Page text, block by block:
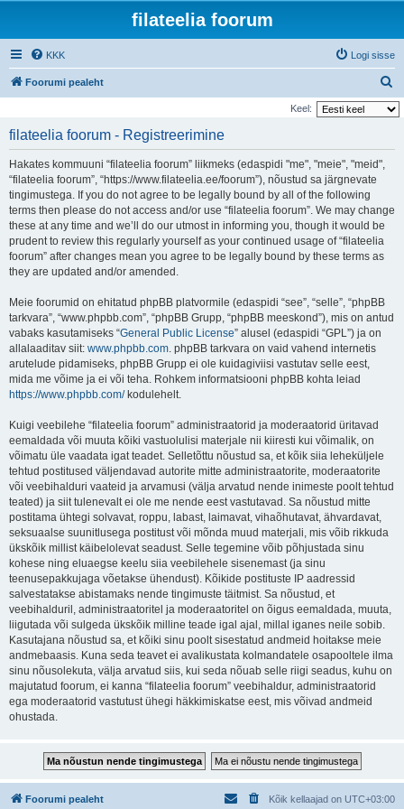
filateelia foorum
KKK Logi sisse
Foorumi pealeht
t
Keel:
filateelia foorum - Registreerimine
Hakates kommuuni “filateelia foorum” liikmeks (edaspidi "me", "meie", "meid",
“filateelia foorum”, “https://www.filateelia.ee/foorum”), nõustud sa järgnevate
tingimustega. If you do not agree to be legally bound by all of the following
terms then please do not access and/or use “filateelia foorum”. We may change
these at any time and we’ll do our utmost in informing you, though it would be
prudent to review this regularly yourself as your continued usage of “filateelia
foorum” after changes mean you agree to be legally bound by these terms as
they are updated and/or amended.
Meie foorumid on ehitatud phpBB platvormile (edaspidi “see”, “selle”, “phpBB
tarkvara”, “www.phpbb.com”, “phpBB Grupp, “phpBB meeskond”), mis on antud
vabaks kasutamiseks “General Public License” alusel (edaspidi “GPL”) ja on
allalaaditav siit: www.phpbb.com. phpBB tarkvara on vaid vahend internetis
arutelude pidamiseks, phpBB Grupp ei ole kuidagiviisi vastutav selle eest,
mida me võime ja ei või teha. Rohkem informatsiooni phpBB kohta leiad
https://www.phpbb.com/kodulehelt.
Kuigi veebilehe “filateelia foorum” administraatorid ja moderaatorid üritavad
eemaldada või muuta kõiki vastuolulisi materjale nii kiiresti kui võimalik, on
võimatu üle vaadata igat teadet. Selletõttu nõustud sa, et kõik siia leheküljele
tehtud postitused väljendavad autorite mitte administraatorite, moderaatorite
või veebihalduri vaateid ja arvamusi (välja arvatud nende inimeste poolt tehtud
teated) ja siit tulenevalt ei ole me nende eest vastutavad. Sa nõustud mitte
postitama ühtegi solvavat, roppu, labast, laimavat, vihaõhutavat, ähvardavat,
seksuaalse suunitlusega postitust või mõnda muud materjali, mis võib rikkuda
ükskõik millist käibelolevat seadust. Selle tegemine võib põhjustada sinu
kohese ning eluaegse keelu siia veebilehele sisenemast (ja sinu
teenusepakkujaga võetakse ühendust). Kõikide postituste IP aadressid
salvestatakse abistamaks nende tingimuste täitmist. Sa nõustud, et
veebihalduril, administraatoritel ja moderaatoritel on õigus eemaldada, muuta,
liigutada või sulgeda ükskõik milline teade igal ajal, millal iganes neile sobib.
Kasutajana nõustud sa, et kõiki sinu poolt sisestatud andmeid hoitakse meie
andmebaasis. Kuna seda teavet ei avalikustata kolmandatele osapooltele ilma
sinu nõusolekuta, välja arvatud siis, kui seda nõuab selle riigi seadus, kuhu on
majutatud foorum, ei kanna “filateelia foorum” veebihaldur, administraatorid
ega moderaatorid vastutust ühegi häkkimiskatse eest, mis võivad andmeid
ohustada.
Foorumi pealeht Kõik kellaajad on UTC+03:00